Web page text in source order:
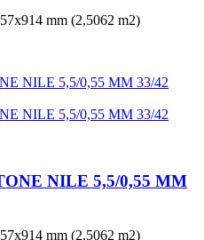
mm (2,5062 m2)
NILE 5,5/0,55 MM
mm (2,5062 m2)